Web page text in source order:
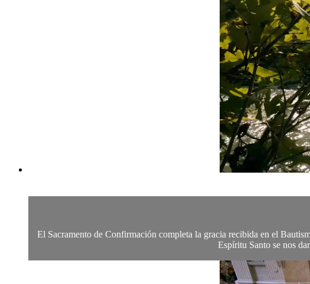
El Sacramento de Confirmación completa la gracia recibida en el
Espíritu Santo se nos